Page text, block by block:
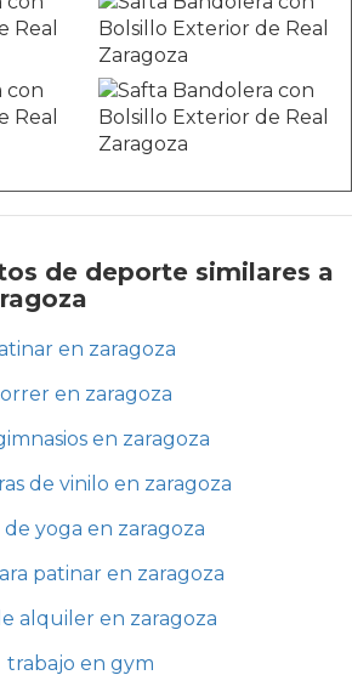
de deporte similares a
en zaragoza
en zaragoza
en zaragoza
de vinilo en zaragoza
de yoga en zaragoza
patinar en zaragoza
alquiler en zaragoza
trabajo en gym